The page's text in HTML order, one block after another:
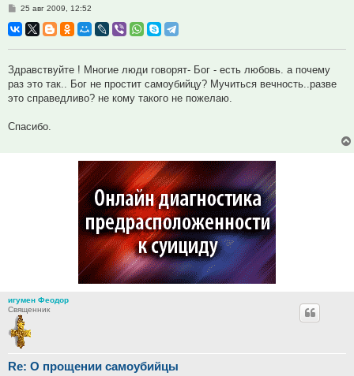
Сообщение
25 авг 2009, 12:52
Здравствуйте ! Многие люди говорят- Бог - есть любовь. а почему
раз это так.. Бог не простит самоубийцу? Мучиться вечность..разве
это справедливо? не кому такого не пожелаю.
Спасибо.
игумен Феодор
Священник
Re: О прощении самоубийцы